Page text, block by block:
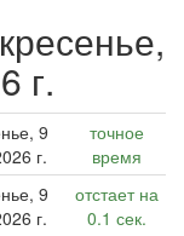
г.
9
г.
точное
время
9
г.
отстает на
0.1 сек.